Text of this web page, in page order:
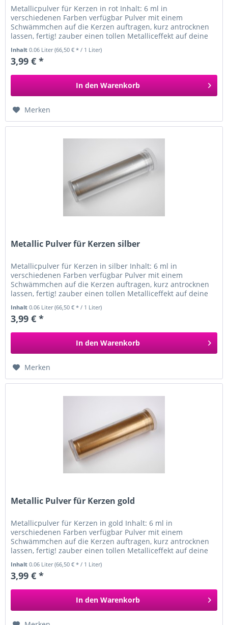
Metallicpulver für Kerzen in rot Inhalt: 6 ml in
verschiedenen Farben verfügbar Pulver mit einem
Schwämmchen auf die Kerzen auftragen, kurz antrocknen
lassen, fertig! zauber einen tollen Metalliceffekt auf deine
Inhalt0.06 Liter(66,50 € * / 1 Liter)
3,99 € *
In den Warenkorb
Merken
Metallic Pulver für Kerzen silber
Metallicpulver für Kerzen in silber Inhalt: 6 ml in
verschiedenen Farben verfügbar Pulver mit einem
Schwämmchen auf die Kerzen auftragen, kurz antrocknen
lassen, fertig! zauber einen tollen Metalliceffekt auf deine
Inhalt0.06 Liter(66,50 € * / 1 Liter)
3,99 € *
In den Warenkorb
Merken
Metallic Pulver für Kerzen gold
Metallicpulver für Kerzen in gold Inhalt: 6 ml in
verschiedenen Farben verfügbar Pulver mit einem
Schwämmchen auf die Kerzen auftragen, kurz antrocknen
lassen, fertig! zauber einen tollen Metalliceffekt auf deine
Inhalt0.06 Liter(66,50 € * / 1 Liter)
3,99 € *
In den Warenkorb